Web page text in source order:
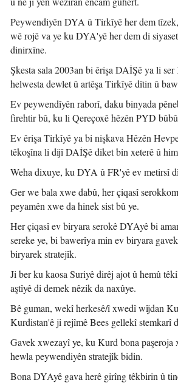
Peywendiyên DYA û Tirkîyê her dem
wê rojê va ye ku DYA'yê her dem di
dinirxîne.
Şkesta sala 2003an bi êrişa DAİŞê ya li
helwesta dewlet û artêşa Tirkîyê dîtin û
Ev peywendîyên raborî, daku binyada
firehtir bû, ku li Qereçoxê hêzên PYD
Ev êrişa Tirkîyê ya bi nişkava Hêzên
têkoşîna li dijî DAİŞê diket bin xeterê û
Weha dixuye, ku DYA û FR'yê ev metirsî
Ger we bala xwe dabû, her çiqasî
peyamên xwe da hinek sist bû ye.
Her çiqasî ev biryara serokê DYAyê bi
sereke ye, bi bawerîya min ev biryara
biryarek stratejîk.
Ji ber ku kaosa Suriyê dirêj ajot û hemû
aştîyê di demek nêzik da naxûye.
Bê guman, wekî herkesê/î xwedî wîjdan
Kurdistan'ê ji rejîmê Bees gellekî stemkarî
Gavek xwezayî ye, ku Kurd bona
hewla peywendiyên stratejîk bidin.
Bona DYAyê gava herê girîng têkbirin û